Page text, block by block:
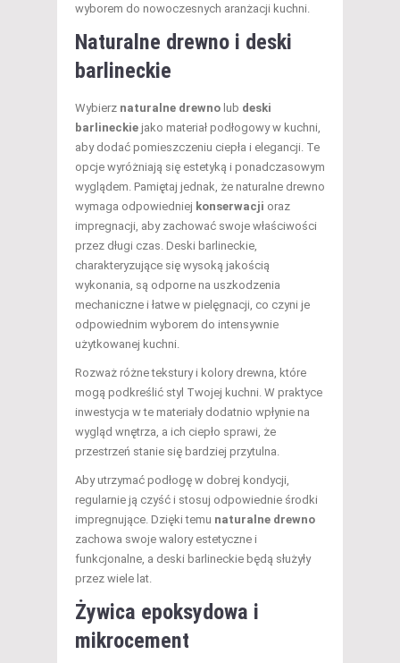
wyborem do nowoczesnych aranżacji kuchni.
Naturalne drewno i deski
barlineckie
Wybierz naturalne drewno lub deski
barlineckie jako materiał podłogowy w kuchni,
aby dodać pomieszczeniu ciepła i elegancji. Te
opcje wyróżniają się estetyką i ponadczasowym
wyglądem. Pamiętaj jednak, że naturalne drewno
wymaga odpowiedniej konserwacji oraz
impregnacji, aby zachować swoje właściwości
przez długi czas. Deski barlineckie,
charakteryzujące się wysoką jakością
wykonania, są odporne na uszkodzenia
mechaniczne i łatwe w pielęgnacji, co czyni je
odpowiednim wyborem do intensywnie
użytkowanej kuchni.
Rozważ różne tekstury i kolory drewna, które
mogą podkreślić styl Twojej kuchni. W praktyce
inwestycja w te materiały dodatnio wpłynie na
wygląd wnętrza, a ich ciepło sprawi, że
przestrzeń stanie się bardziej przytulna.
Aby utrzymać podłogę w dobrej kondycji,
regularnie ją czyść i stosuj odpowiednie środki
impregnujące. Dzięki temu naturalne drewno
zachowa swoje walory estetyczne i
funkcjonalne, a deski barlineckie będą służyły
przez wiele lat.
Żywica epoksydowa i
mikrocement